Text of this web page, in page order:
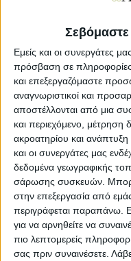
Σεβόμαστε
Εμείς και οι συνεργάτες
πρόσβαση σε
και επεξεργαζόμαστε
αναγνωριστικοί και
αποστέλλονται από μια
και περιεχόμενο, μέτρηση
ακροατηρίου και
και οι συνεργάτες μας
δεδομένα γεωγραφικής
σάρωσης συσκευών.
στην επεξεργασία από
περιγράφεται παραπάνω.
για να αρνηθείτε να
πιο λεπτομερείς
σας πριν συναινέσετε.
Υπενθυμίζεται πως οι
την πρώιμη ποικιλία
προηγούμενο χρονικό
οικονομικές συνθήκες
Αναλυτικότερα, όπως
Κεντρική Τράπεζα της
εξαίρεσης των
εισαγόμενες
δολάρια, αρχής
Το CBE ανακοίνωσε
ξεκινήσει τη
απόφασης του
πιστωτικών επιστολών
εισαγωγών έως τον